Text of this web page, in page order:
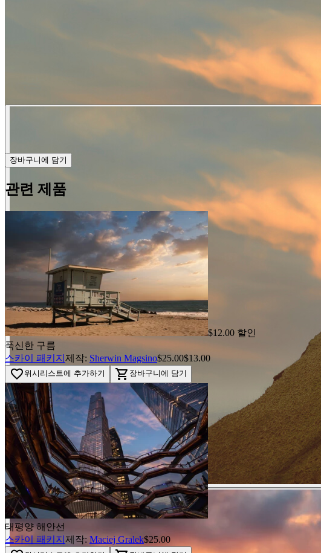
BEFORE
arrow_back_ios
arrow_forward_ios
AFTER
장바구니에 담기
관련 제품
$12.00 할인
푹신한 구름
스카이 패키지 제작: Sherwin Magsino$25.00$13.00
favorite_border 위시리스트에 추가하기 shopping_cart 장바구니에 담기
태평양 해안선
스카이 패키지 제작: Maciej Gralek$25.00